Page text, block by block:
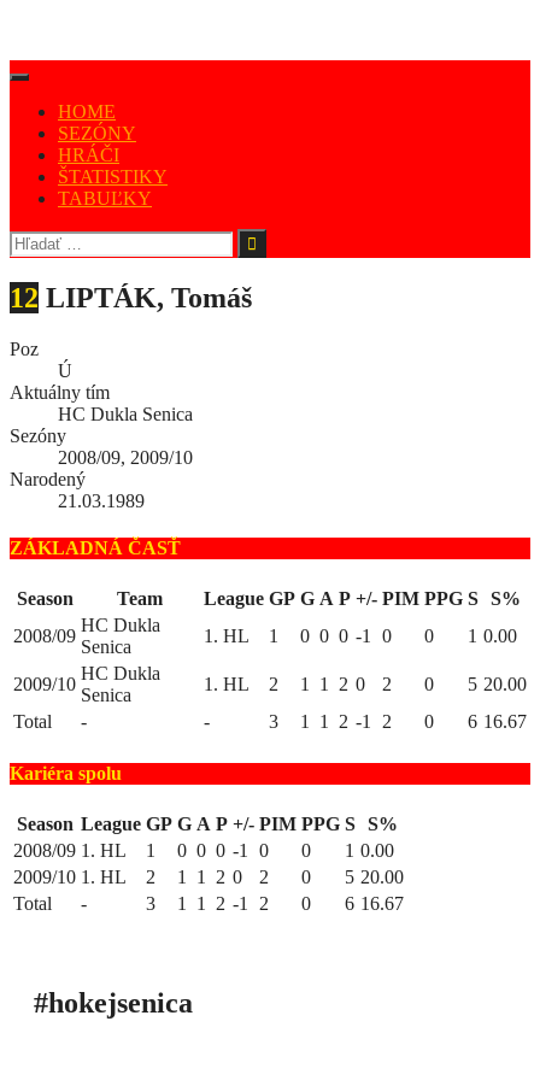
HOME
SEZÓNY
HRÁČI
ŠTATISTIKY
TABUĽKY
12 LIPTÁK, Tomáš
Poz
Ú
Aktuálny tím
HC Dukla Senica
Sezóny
2008/09, 2009/10
Narodený
21.03.1989
ZÁKLADNÁ ČASŤ
Season Team League GP G A P +/- PIM PPG S S%
2008/09
HC Dukla
Senica
1. HL 1 0 0 0 -1 0 0 1 0.00
2009/10
HC Dukla
Senica
1. HL 2 1 1 2 0 2 0 5 20.00
Total
- - 3 1 1 2 -1 2 0 6 16.67
Kariéra spolu
Season League GP G A P +/- PIM PPG S S%
2008/09 1. HL 1 0 0 0 -1 0 0 1 0.00
2009/10 1. HL 2 1 1 2 0 2 0 5 20.00
Total
- 3 1 1 2 -1 2 0 6 16.67
#hokejsenica